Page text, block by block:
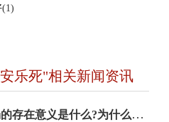
(1)
乐死"相关新闻资讯
泉州地区宠物火化场的存在意义是什么?为什么宠物也需要火葬场?